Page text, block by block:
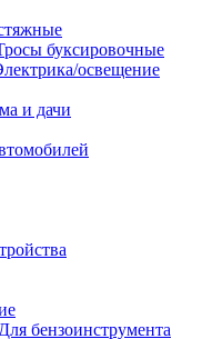
буксировочные
освещение
и дачи
Для бензоинструмента